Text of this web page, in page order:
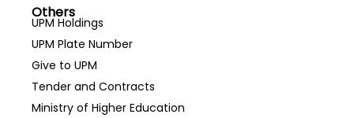
Others
UPM Holdings
UPM Plate Number
Give to UPM
Tender and Contracts
Ministry of Higher Education